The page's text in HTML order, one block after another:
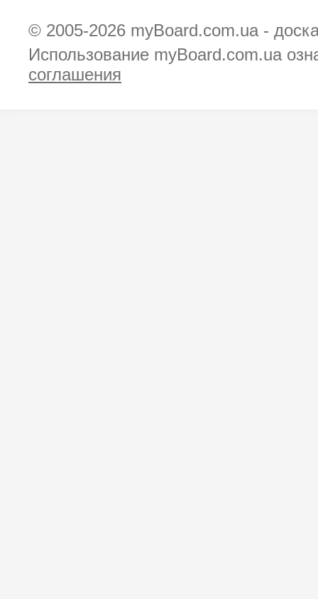
© 2005-2026 myBoard.com.ua -
Использование myBoard.com.ua
соглашения